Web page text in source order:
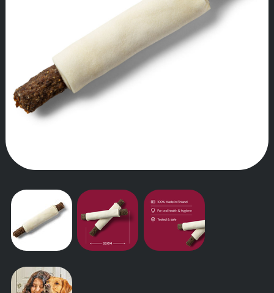
LISÄRAVINTEET
TARINAMME